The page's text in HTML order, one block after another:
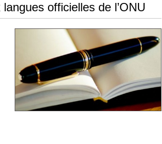
officielles de l’ONU